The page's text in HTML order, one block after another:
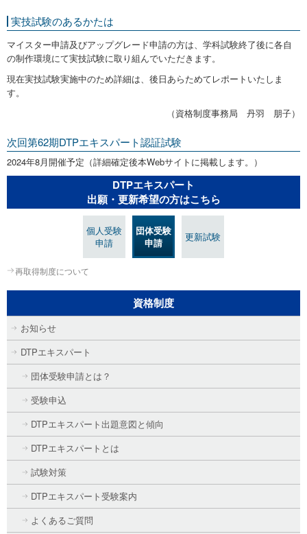
実技試験のあるかたは
マイスター申請及びアップグレード申請の方は、学科試験終了後に各自
の制作環境にて実技試験に取り組んでいただきます。
現在実技試験実施中のため詳細は、後日あらためてレポートいたしま
す。
（資格制度事務局 丹羽 朋子）
次回第62期DTPエキスパート認証試験
2024年8月開催予定（詳細確定後本Webサイトに掲載します。）
DTPエキスパート
出願・更新希望の方はこちら
個人受験
申請
団体受験
申請
更新試験
再取得制度について
資格制度
お知らせ
DTPエキスパート
団体受験申請とは？
受験申込
DTPエキスパート出題意図と傾向
DTPエキスパートとは
試験対策
DTPエキスパート受験案内
よくあるご質問